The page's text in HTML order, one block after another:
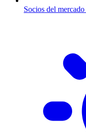
Socios del mercado